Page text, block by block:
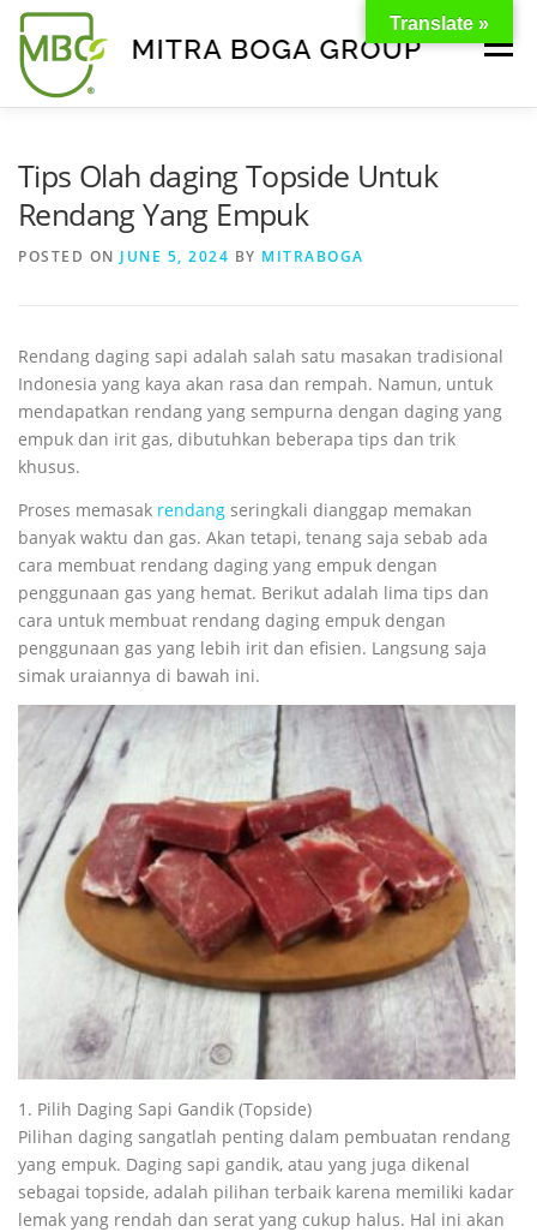
Menu
Tips Olah daging Topside Untuk
Rendang Yang Empuk
POSTED ON JUNE 5, 2024 BY MITRABOGA
Rendang daging sapi adalah salah satu masakan tradisional
Indonesia yang kaya akan rasa dan rempah. Namun, untuk
mendapatkan rendang yang sempurna dengan daging yang
empuk dan irit gas, dibutuhkan beberapa tips dan trik
khusus.
Proses memasak rendang seringkali dianggap memakan
banyak waktu dan gas. Akan tetapi, tenang saja sebab ada
cara membuat rendang daging yang empuk dengan
penggunaan gas yang hemat. Berikut adalah lima tips dan
cara untuk membuat rendang daging empuk dengan
penggunaan gas yang lebih irit dan efisien. Langsung saja
simak uraiannya di bawah ini.
1. Pilih Daging Sapi Gandik (Topside)
Pilihan daging sangatlah penting dalam pembuatan rendang
yang empuk. Daging sapi gandik, atau yang juga dikenal
sebagai topside, adalah pilihan terbaik karena memiliki kadar
lemak yang rendah dan serat yang cukup halus. Hal ini akan
Translate »